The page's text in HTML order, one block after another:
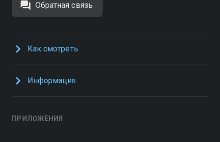
Обратная связь
Как смотреть
Информация
ПРИЛОЖЕНИЯ